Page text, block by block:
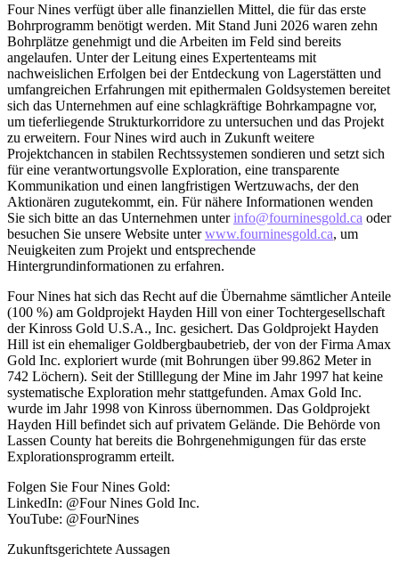
Four Nines verfügt über alle finanziellen Mittel, die für das erste
Bohrprogramm benötigt werden. Mit Stand Juni 2026 waren zehn
Bohrplätze genehmigt und die Arbeiten im Feld sind bereits
angelaufen. Unter der Leitung eines Expertenteams mit
nachweislichen Erfolgen bei der Entdeckung von Lagerstätten und
umfangreichen Erfahrungen mit epithermalen Goldsystemen bereitet
sich das Unternehmen auf eine schlagkräftige Bohrkampagne vor,
um tieferliegende Strukturkorridore zu untersuchen und das Projekt
zu erweitern. Four Nines wird auch in Zukunft weitere
Projektchancen in stabilen Rechtssystemen sondieren und setzt sich
für eine verantwortungsvolle Exploration, eine transparente
Kommunikation und einen langfristigen Wertzuwachs, der den
Aktionären zugutekommt, ein. Für nähere Informationen wenden
Sie sich bitte an das Unternehmen unterinfo@fourninesgold.ca oder
besuchen Sie unsere Website unterwww.fourninesgold.ca, um
Neuigkeiten zum Projekt und entsprechende
Hintergrundinformationen zu erfahren.
Four Nines hat sich das Recht auf die Übernahme sämtlicher Anteile
(100 %) am Goldprojekt Hayden Hill von einer Tochtergesellschaft
der Kinross Gold U.S.A., Inc. gesichert. Das Goldprojekt Hayden
Hill ist ein ehemaliger Goldbergbaubetrieb, der von der Firma Amax
Gold Inc. exploriert wurde (mit Bohrungen über 99.862 Meter in
742 Löchern). Seit der Stilllegung der Mine im Jahr 1997 hat keine
systematische Exploration mehr stattgefunden. Amax Gold Inc.
wurde im Jahr 1998 von Kinross übernommen. Das Goldprojekt
Hayden Hill befindet sich auf privatem Gelände. Die Behörde von
Lassen County hat bereits die Bohrgenehmigungen für das erste
Explorationsprogramm erteilt.
Folgen Sie Four Nines Gold:
LinkedIn: @Four Nines Gold Inc.
YouTube: @FourNines
Zukunftsgerichtete Aussagen